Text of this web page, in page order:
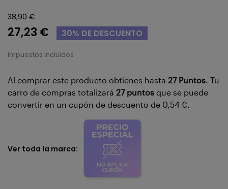
38,90 €
27,23 € 30% DE DESCUENTO
Impuestos incluidos
Al comprar este producto obtienes hasta 27Puntos. Tu
carro de compras totalizará 27puntos que se puede
convertir en un cupón de descuento de 0,54 €.
Ver toda la marca: